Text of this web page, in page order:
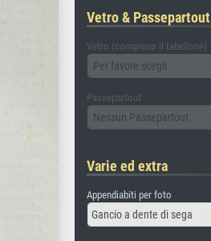
Vetro & Passepartout
Vetro (compreso il tabellone)
Per favore scegli
Passepartout
Nessun Passepartout
Varie ed extra
Appendiabiti per foto
Gancio a dente di sega